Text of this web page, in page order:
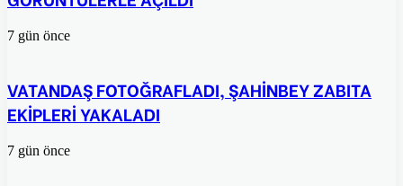
7 gün önce
VATANDAŞ FOTOĞRAFLADI, ŞAHİNBEY ZABITA
EKİPLERİ YAKALADI
7 gün önce